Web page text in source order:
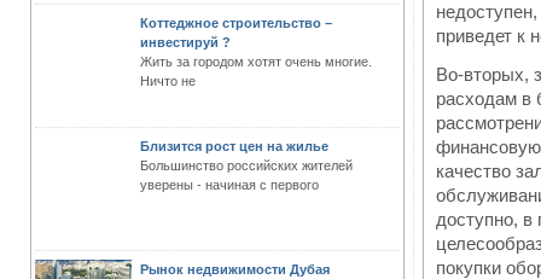
Коттеджное строительство –
инвестируй ?
Жить за городом хотят очень многие.
Ничто не
Близится рост цен на жилье
Большинство российских жителей
уверены - начиная с первого
Рынок недвижимости Дубая
приведет к
Во-вторых,
расходам в
финансовую
качество
доступно, в
покупки